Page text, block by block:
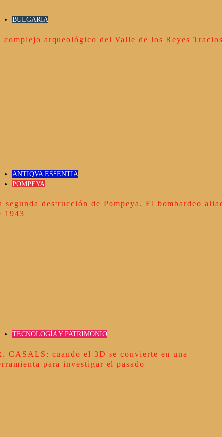
BULGARIA
complejo arqueológico del Valle de los Reyes
ANTIQVA ESSENTIA
POMPEYA
segunda destrucción de Pompeya. El bombardeo
1943
TECNOLOGÍA Y PATRIMONIO
CASALS: cuando el 3D se convierte en una
para investigar el pasado